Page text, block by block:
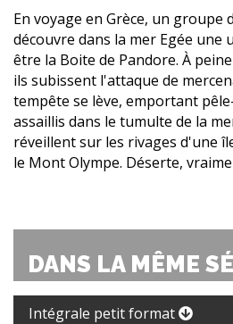
En voyage en Grèce, un groupe
découvre dans la mer Egée
être la Boite de Pandore. À
ils subissent l'attaque de
tempête se lève, emportant
assaillis dans le tumulte de la
réveillent sur les rivages d'une
le Mont Olympe. Déserte,
DANS LA MÊME
Intégrale petit format